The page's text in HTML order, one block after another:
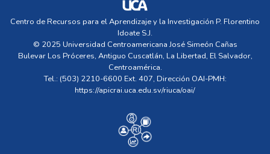
Centro de Recursos para el Aprendizaje y la Investigación P. Florentino
Idoate S.J.
© 2025 Universidad Centroamericana José Simeón Cañas
Bulevar Los Próceres, Antiguo Cuscatlán, La Libertad, El Salvador,
Centroamérica.
Tel.: (503) 2210-6600 Ext. 407, Dirección OAI-PMH:
https://apicrai.uca.edu.sv/riuca/oai/